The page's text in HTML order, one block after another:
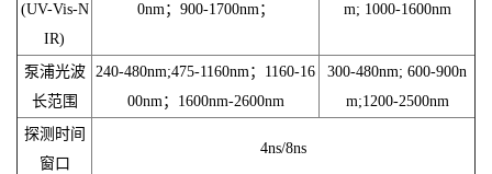
(UV-Vis-N
IR)
0nm；900-1700nm；
m; 1000-1600nm
泵浦光波
长范围
240-480nm;475-1160nm；1160-16
00nm；1600nm-2600nm
300-480nm; 600-900n
m;1200-2500nm
探测时间
窗口
4ns/8ns